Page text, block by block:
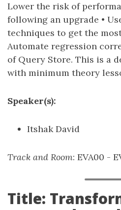
Lower the risk of
following an upgrade •
techniques to get the
Automate regression
of Query Store. This is a
with minimum theory
Speaker(s):
Itshak David
Track and Room: EVA00 -
Title: